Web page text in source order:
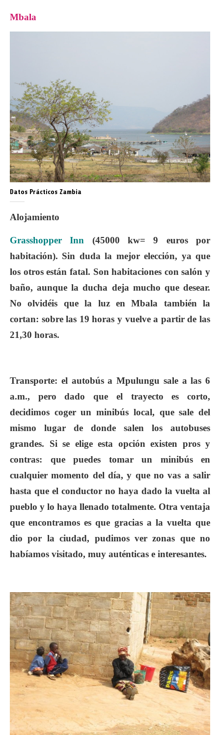
Mbala
Datos Prácticos Zambia
Alojamiento
Grasshopper Inn (45000 kw= 9 euros por
habitación). Sin duda la mejor elección, ya que
los otros están fatal. Son habitaciones con salón y
baño, aunque la ducha deja mucho que desear.
No olvidéis que la luz en Mbala también la
cortan: sobre las 19 horas y vuelve a partir de las
21,30 horas.
Transporte: el autobús a Mpulungu sale a las 6
a.m., pero dado que el trayecto es corto,
decidimos coger un minibús local, que sale del
mismo lugar de donde salen los autobuses
grandes. Si se elige esta opción existen pros y
contras: que puedes tomar un minibús en
cualquier momento del día, y que no vas a salir
hasta que el conductor no haya dado la vuelta al
pueblo y lo haya llenado totalmente. Otra ventaja
que encontramos es que gracias a la vuelta que
dio por la ciudad, pudimos ver zonas que no
habíamos visitado, muy auténticas e interesantes.